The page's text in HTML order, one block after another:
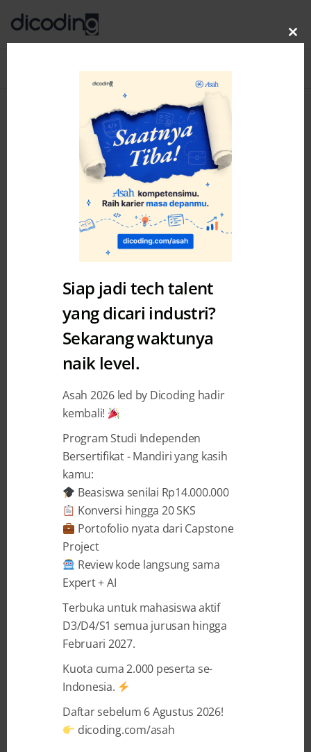
Misc News Story
Karier Baru Prompt Engineer
dan Peran AI Modern
Dicoding Indonesia 12 December 2025
BAGIKAN
Prompt engineer
era GenAI yang menghubungkan
kemampuan model generatif dengan
kebutuhan produk dan bisnis. Artikel ini
menjelaskan perbedaan peran baru, seperti
AI product manager
keterampilan yang diperlukan, contoh tugas
harian, alat populer, serta langkah praktis
untuk memulai
karier dan membangun
portofolio yang menarik perekrut.
Siap jadi tech talent
yang dicari industri?
Sekarang waktunya
naik level.
Asah 2026 led by Dicoding hadir
kembali!
Program Studi Independen
Bersertifikat - Mandiri yang kasih
kamu:
Beasiswa senilai Rp14.000.000
Konversi hingga 20 SKS
Portofolio nyata dari Capstone
Project
Review kode langsung sama
Expert + AI
Terbuka untuk mahasiswa aktif
D3/D4/S1 semua jurusan hingga
Februari 2027.
Kuota cuma 2.000 peserta se-
Indonesia.
Daftar sebelum 6 Agustus 2026!
dicoding.com/asah